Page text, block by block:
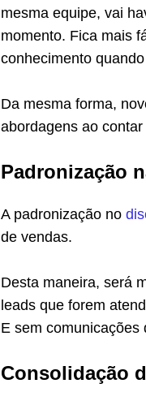
mesma equipe, vai
momento. Fica mais
conhecimento
Da mesma forma,
abordagens ao
Padronização
A padronização no
de vendas.
Desta maneira, será
leads que forem
E sem comunicações
Consolidação